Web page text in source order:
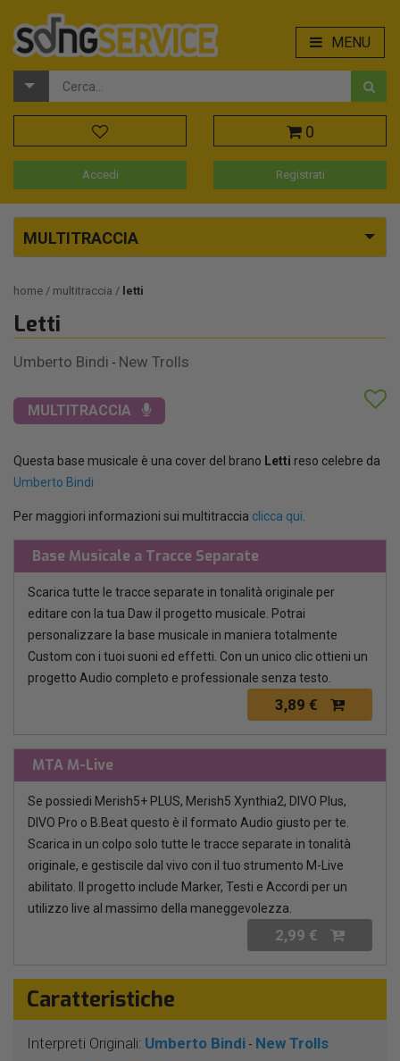
MENU
0
Accedi Registrati
MULTITRACCIA
home multitraccia letti
Letti
Umberto Bindi - New Trolls
MULTITRACCIA
Questa base musicale è una cover del brano Letti reso celebre da
Umberto Bindi
Per maggiori informazioni sui multitraccia clicca qui
Base Musicale a Tracce Separate
Scarica tutte le tracce separate in tonalità originale per
editare con la tua Daw il progetto musicale. Potrai
personalizzare la base musicale in maniera totalmente
Custom con i tuoi suoni ed effetti. Con un unico clic ottieni un
progetto Audio completo e professionale senza testo.
3,89 €
MTA M-Live
Se possiedi Merish5+ PLUS, Merish5 Xynthia2, DIVO Plus,
DIVO Pro o B.Beat questo è il formato Audio giusto per te.
Scarica in un colpo solo tutte le tracce separate in tonalità
originale, e gestiscile dal vivo con il tuo strumento M-Live
abilitato. Il progetto include Marker, Testi e Accordi per un
utilizzo live al massimo della maneggevolezza.
2,99 €
Caratteristiche
Interpreti Originali: Umberto Bindi - New Trolls